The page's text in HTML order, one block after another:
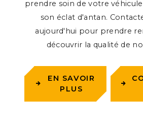
prendre soin de votre
son éclat d'antan.
aujourd'hui pour prendre
découvrir la qualité de
EN SAVOIR
PLUS